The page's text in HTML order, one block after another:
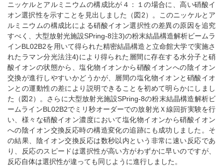
ニッケルとアルミニウムの構成比が４：１の場合に、高い硝酸イ
オン選択性を示すことを見出しました（図2）。このニッケルとア
ルミニウムの構成比による硝酸イオン選択性の差異の原因を追究
すべく、大型放射光施設SPring-8注3)の粉末結晶構造解析ビームラ
インBL02B2を用いて得られた精密結晶構造と立命館大学で実施さ
れたラマン分光法注4)により得られた層間に存在する水分子と硝
酸イオンの状態から、塩化物イオンから硝酸イオンへの陰イオン
交換が進行しやすいかどうかが、層間の塩化物イオンと硝酸イオ
ンとの運動性の差により説明できることを初めて明らかにしまし
た（図2）。さらに大型放射光施設SPring-8の粉末結晶構造解析ビ
ームラインBL02B2でミリ秒オーダーでの放射光Ｘ線回折実験を行
い、様々な硝酸イオン濃度において塩化物イオンから硝酸イオン
への陰イオン交換反応時の構造変化の追跡にも成功しました。そ
の結果、陰イオン交換反応は数秒以内という非常に速い反応であ
り、反応のスピードは選択性が高い方がわずかに早いのですが、
反応自体は選択性が違っても同じように進行しました。